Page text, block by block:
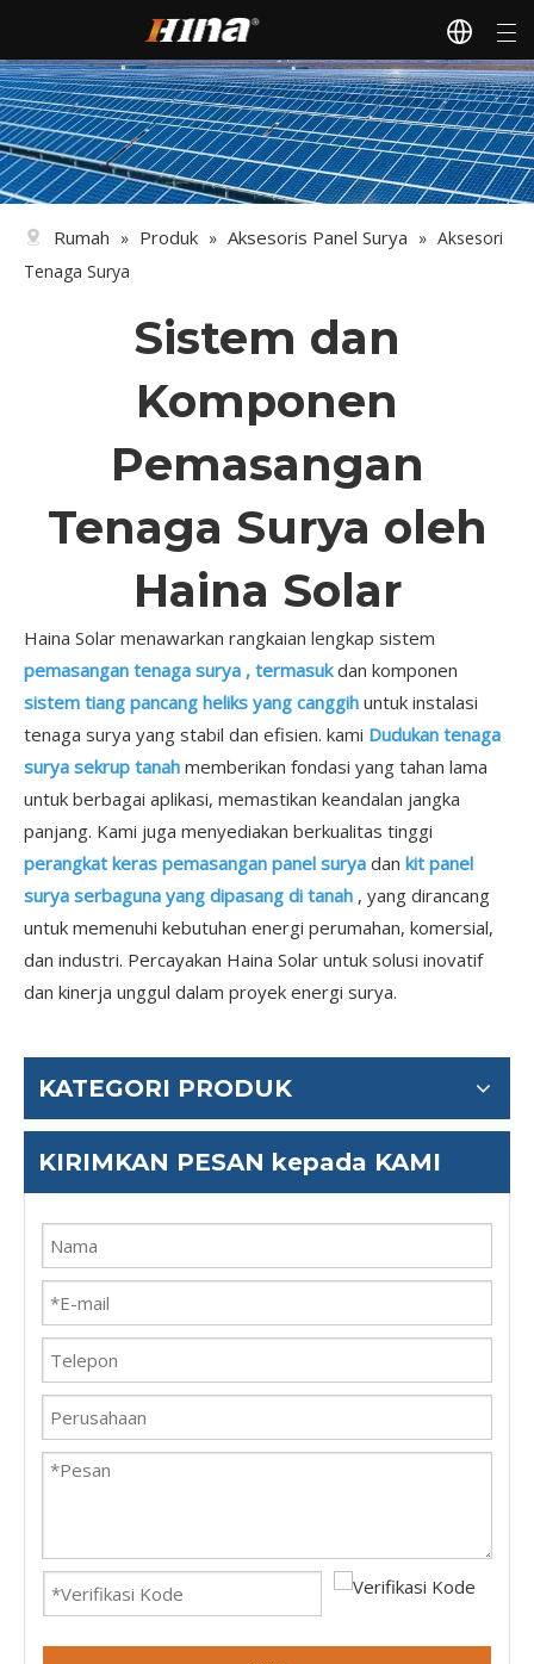
Rumah » Produk » Aksesoris Panel Surya » Aksesori
Tenaga Surya
Sistem dan
Komponen
Pemasangan
Tenaga Surya oleh
Haina Solar
Haina Solar menawarkan rangkaian lengkap sistem
pemasangan tenaga surya , termasukdan komponen
sistem tiang pancang heliks yang canggih untuk instalasi
tenaga surya yang stabil dan efisien. kami Dudukan tenaga
surya sekrup tanah memberikan fondasi yang tahan lama
untuk berbagai aplikasi, memastikan keandalan jangka
panjang. Kami juga menyediakan berkualitas tinggi
perangkat keras pemasangan panel surya dan kit panel
surya serbaguna yang dipasang di tanah , yang dirancang
untuk memenuhi kebutuhan energi perumahan, komersial,
dan industri. Percayakan Haina Solar untuk solusi inovatif
dan kinerja unggul dalam proyek energi surya.
KATEGORI PRODUK
KIRIMKAN PESAN kepada KAMI